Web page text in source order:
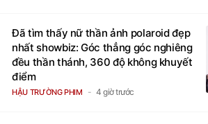
Đã tìm thấy nữ thần ảnh polaroid đẹp
nhất showbiz: Góc thẳng góc nghiêng
đều thần thánh, 360 độ không khuyết
điểm
HẬU TRƯỜNG PHIM 4 giờ trước